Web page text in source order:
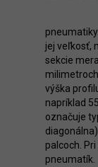
jej veľkosť,
sekcie
výška
napríklad
označuje
palcoch.
pneumatík.